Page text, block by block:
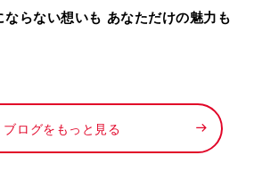
らない想いも あなただけの魅力も
ブログをもっと見る